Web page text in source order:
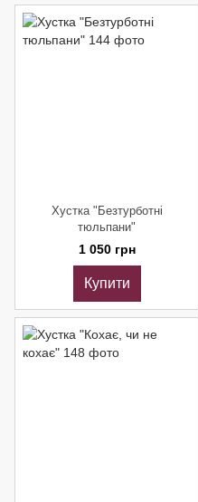
Хустка "Безтурботні
тюльпани"
1 050 грн
Купити